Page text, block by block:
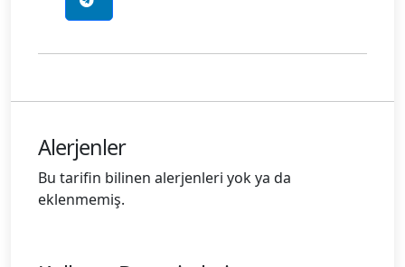
Alerjenler
Bu tarifin bilinen alerjenleri yok ya da
eklenmemiş.